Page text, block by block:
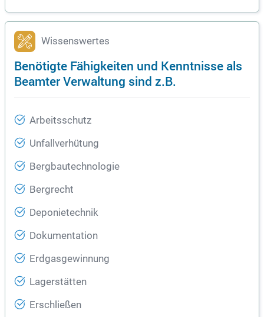
Wissenswertes
Benötigte Fähigkeiten und Kenntnisse als
Beamter Verwaltung sind z.B.
Arbeitsschutz
Unfallverhütung
Bergbautechnologie
Bergrecht
Deponietechnik
Dokumentation
Erdgasgewinnung
Lagerstätten
Erschließen